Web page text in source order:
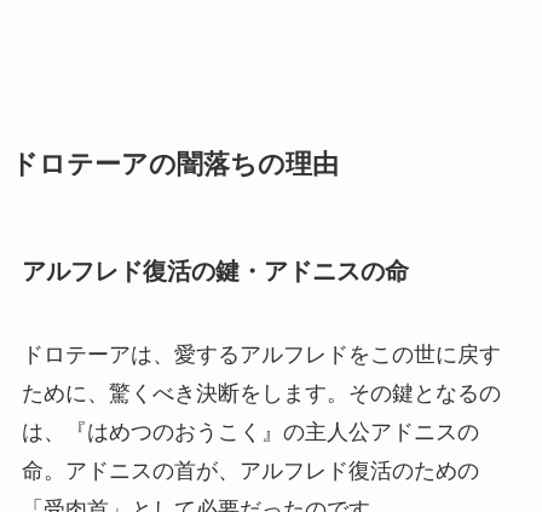
ドロテーアの闇落ちの理由
アルフレド復活の鍵・アドニスの命
ドロテーアは、愛するアルフレドをこの世に戻す
ために、驚くべき決断をします。その鍵となるの
は、『はめつのおうこく』の主人公アドニスの
命。アドニスの首が、アルフレド復活のための